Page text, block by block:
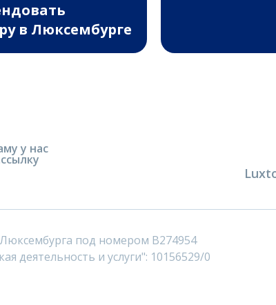
в Люксембурге
у нас
под номером B274954
деятельность и услуги": 10156529/0